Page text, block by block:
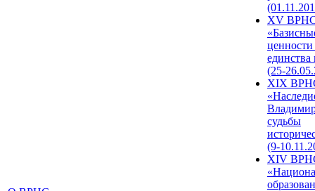
XV
единства
(25-
XIX
судьбы
(9-
XIV